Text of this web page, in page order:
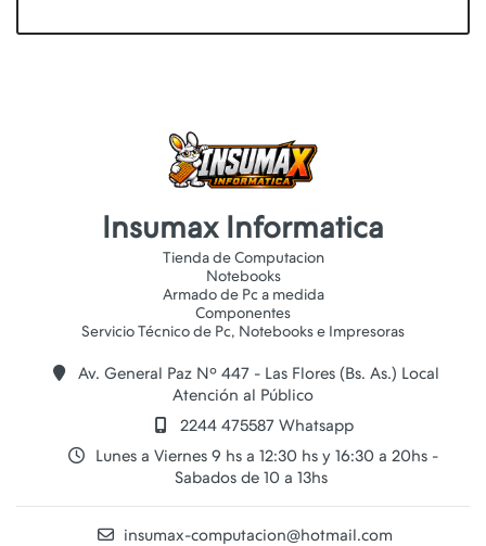
Insumax Informatica
Tienda de Computacion
Notebooks
Armado de Pc a medida
Componentes
Av. General Paz Nº 447 - Las Flores (Bs. As.) Local
Atención al Público
2244 475587 Whatsapp
Lunes a Viernes 9 hs a 12:30 hs y 16:30 a 20hs -
Sabados de 10 a 13hs
insumax-computacion@hotmail.com